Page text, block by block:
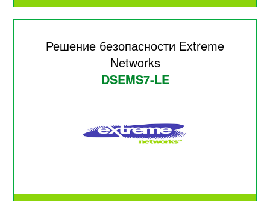
Решение безопасности Extreme
Networks
DSEMS7-LE